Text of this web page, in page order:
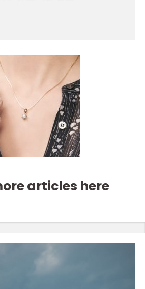
articles here